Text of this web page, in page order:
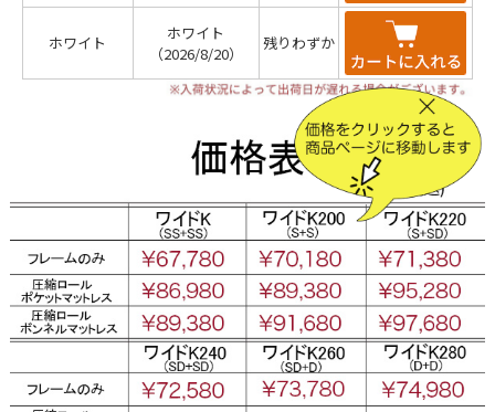
ホワイト
ホワイト
（2026/8/20）
残りわずか